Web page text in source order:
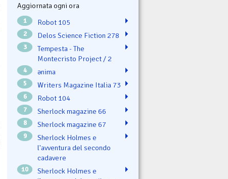
Aggiornata ogni ora
1 Robot 105
2 Delos Science Fiction 278
3
Tempesta - The
Montecristo Project / 2
4 ənima
5 Writers Magazine Italia 73
6 Robot 104
7 Sherlock magazine 66
8 Sherlock magazine 67
9
Sherlock Holmes e
l'avventura del secondo
cadavere
10
Sherlock Holmes e